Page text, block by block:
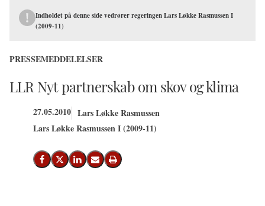
Indholdet på denne side vedrører regeringen Lars Løkke Rasmussen I
(2009-11)
PRESSEMEDDELELSER
LLR Nyt partnerskab om skov og klima
27.05.2010 Lars Løkke Rasmussen
Lars Løkke Rasmussen I (2009-11)
Del på Facebook
Del på X (Twitter)
Del på LinkedIn
Send email
Print